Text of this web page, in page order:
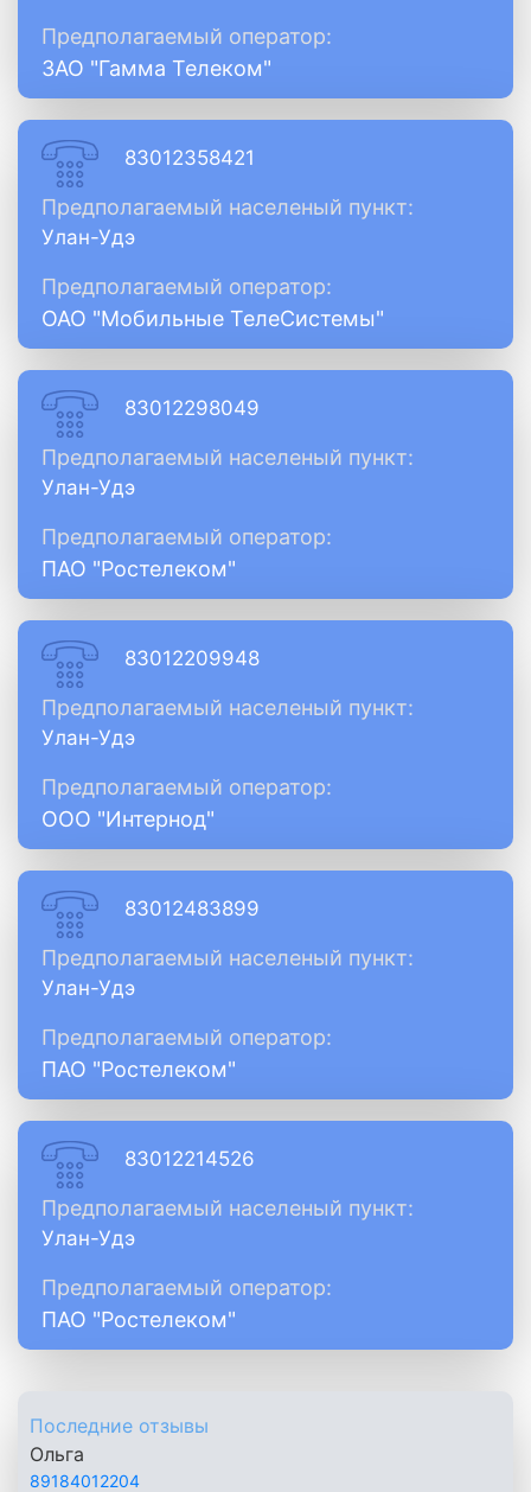
Предполагаемый оператор:
ЗАО "Гамма Телеком"
83012358421
Предполагаемый населеный пункт:
Улан-Удэ
Предполагаемый оператор:
ОАО "Мобильные ТелеСистемы"
83012298049
Предполагаемый населеный пункт:
Улан-Удэ
Предполагаемый оператор:
ПАО "Ростелеком"
83012209948
Предполагаемый населеный пункт:
Улан-Удэ
Предполагаемый оператор:
ООО "Интернод"
83012483899
Предполагаемый населеный пункт:
Улан-Удэ
Предполагаемый оператор:
ПАО "Ростелеком"
83012214526
Предполагаемый населеный пункт:
Улан-Удэ
Предполагаемый оператор:
ПАО "Ростелеком"
Последние отзывы
Ольга
89184012204